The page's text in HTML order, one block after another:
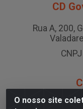
O nosso site
CD
Rua A, 200,
Rodovia BR-040